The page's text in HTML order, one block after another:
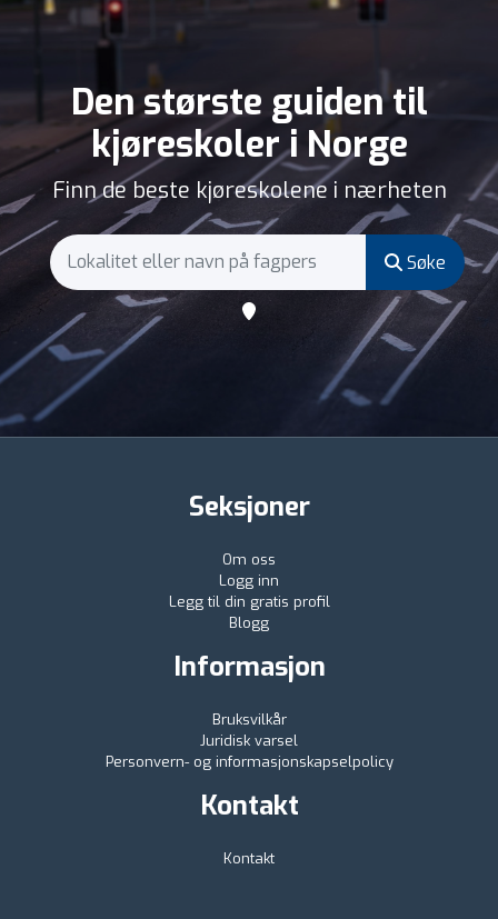
Den største guiden til
kjøreskoler i Norge
Finn de beste kjøreskolene i nærheten
Søke
Seksjoner
Om oss
Logg inn
Legg til din gratis profil
Blogg
Informasjon
Bruksvilkår
Juridisk varsel
Personvern- og informasjonskapselpolicy
Kontakt
Kontakt